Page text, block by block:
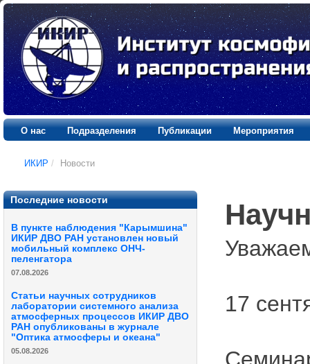
О нас Подразделения Публикации Мероприятия
ИКИР / Новости
Последние новости
В пункте наблюдения "Карымшина"
ИКИР ДВО РАН установлен новый
мобильный комплекс ОНЧ-
пеленгатора
07.08.2026
Статьи научных сотрудников
лаборатории системного анализа
атмосферных процессов ИКИР ДВО
РАН опубликованы в журнале
"Оптика атмосферы и океана"
05.08.2026
17